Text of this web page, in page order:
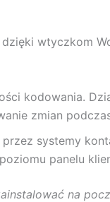
wtyczkom
kodowania.
zmian
systemy
panelu
na